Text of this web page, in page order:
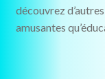
découvrez
amusantes